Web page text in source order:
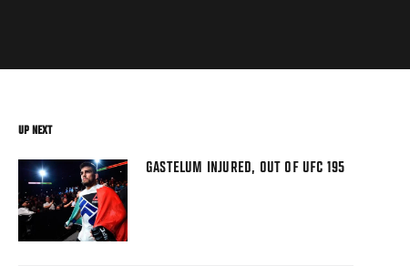
UP NEXT
GASTELUM INJURED, OUT OF UFC 195